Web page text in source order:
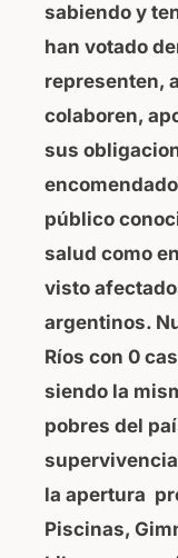
sabiendo y
han votado
representen,
colaboren,
sus
público
salud como
visto
argentinos.
Ríos con 0
siendo la
pobres del
la apertura
Piscinas,